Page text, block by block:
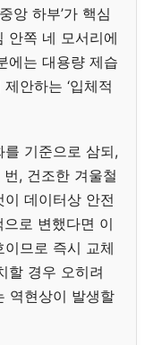
앙 하부’가 핵심
안쪽 네 모서리에
에는 대용량 제습
안하는 ‘입체적
기준으로 삼되,
, 건조한 겨울철
데이터상 안전
로 변했다면 이
므로 즉시 교체
할 경우 오히려
역현상이 발생할